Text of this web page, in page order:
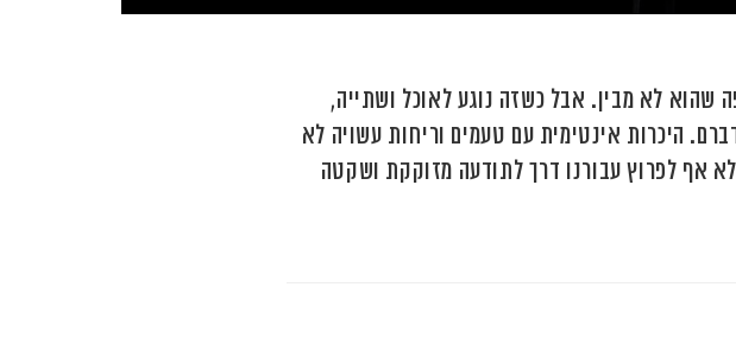
לא מבין. אבל כשזה נוגע לאוכל ושתייה,
היכרות אינטימית עם טעמים וריחות עשויה לא
אף לפרוץ עבורנו דרך לתודעה מזוקקת ושקטה